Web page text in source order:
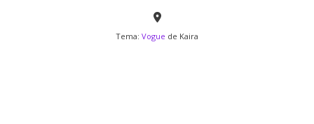
Tema: Vogue de Kaira